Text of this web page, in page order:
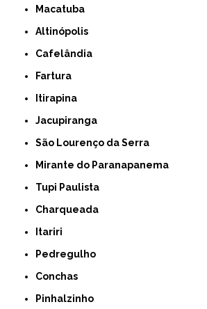
Macatuba
Altinópolis
Cafelândia
Fartura
Itirapina
Jacupiranga
São Lourenço da Serra
Mirante do Paranapanema
Tupi Paulista
Charqueada
Itariri
Pedregulho
Conchas
Pinhalzinho